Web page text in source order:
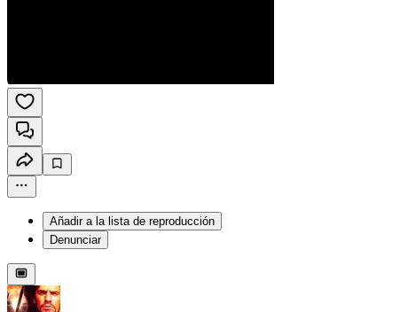
Añadir a la lista de reproducción
Denunciar